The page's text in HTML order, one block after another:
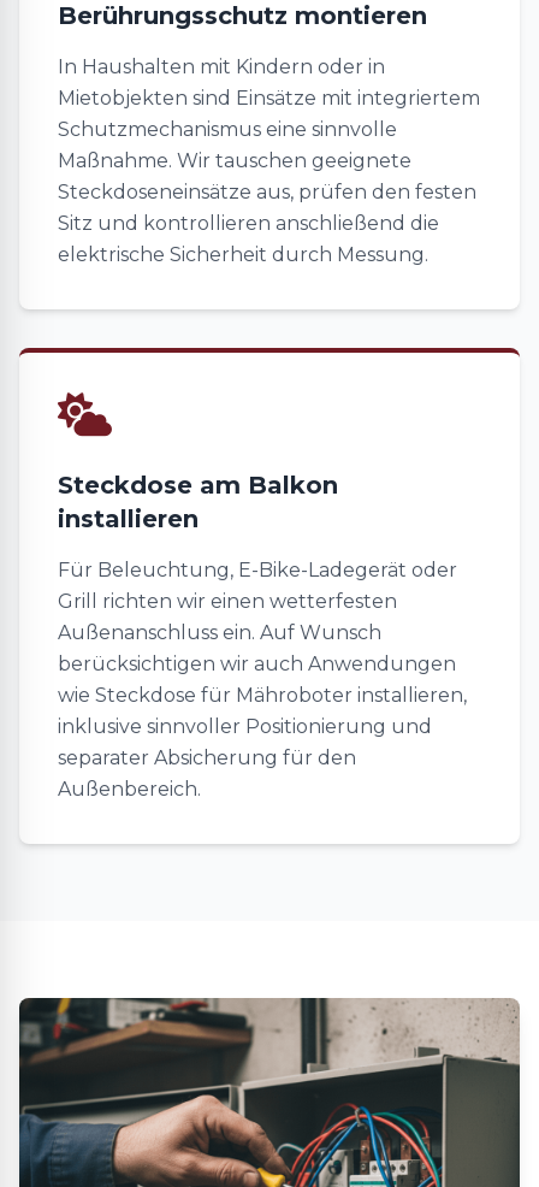
Berührungsschutz montieren
In Haushalten mit Kindern oder in
Mietobjekten sind Einsätze mit integriertem
Schutzmechanismus eine sinnvolle
Maßnahme. Wir tauschen geeignete
Steckdoseneinsätze aus, prüfen den festen
Sitz und kontrollieren anschließend die
elektrische Sicherheit durch Messung.
Steckdose am Balkon
installieren
Für Beleuchtung, E-Bike-Ladegerät oder
Grill richten wir einen wetterfesten
Außenanschluss ein. Auf Wunsch
berücksichtigen wir auch Anwendungen
wie Steckdose für Mähroboter installieren,
inklusive sinnvoller Positionierung und
separater Absicherung für den
Außenbereich.